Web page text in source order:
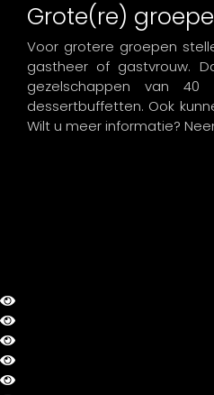
Grote(re)
Voor grotere groepen
gastheer of gastvrouw.
gezelschappen van
dessertbuffetten. Ook
Wilt u meer informatie?